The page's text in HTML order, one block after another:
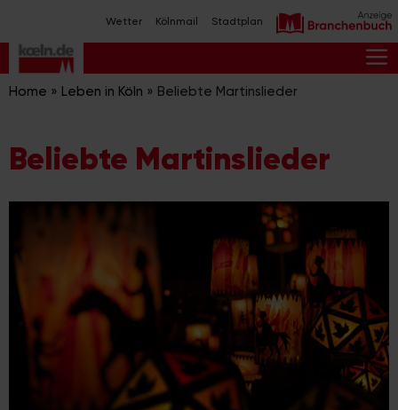
Inhalt
springen
Wetter Kölnmail Stadtplan
Home » Leben in Köln » Beliebte Martinslieder
Beliebte Martinslieder